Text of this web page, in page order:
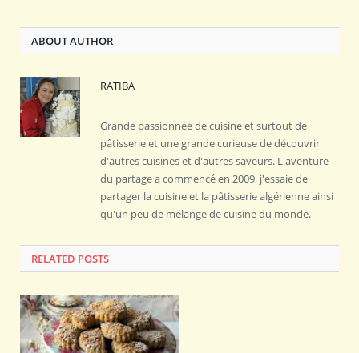
ABOUT AUTHOR
RATIBA
Grande passionnée de cuisine et surtout de
pâtisserie et une grande curieuse de découvrir
d'autres cuisines et d'autres saveurs. L'aventure
du partage a commencé en 2009, j'essaie de
partager la cuisine et la pâtisserie algérienne ainsi
qu'un peu de mélange de cuisine du monde.
RELATED POSTS